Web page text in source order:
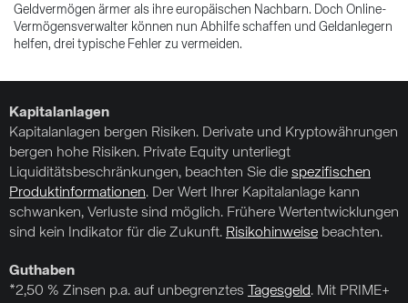
Geldvermögen ärmer als ihre europäischen Nachbarn. Doch Online-
Vermögensverwalter können nun Abhilfe schaffen und Geldanlegern
helfen, drei typische Fehler zu vermeiden.
Kapitalanlagen
Kapitalanlagen bergen Risiken. Derivate und Kryptowährungen
bergen hohe Risiken. Private Equity unterliegt
Liquiditätsbeschränkungen, beachten Sie die spezifischen
Produktinformationen. Der Wert Ihrer Kapitalanlage kann
schwanken, Verluste sind möglich. Frühere Wertentwicklungen
sind kein Indikator für die Zukunft. Risikohinweise beachten.
Guthaben
*2,50 % Zinsen p.a. auf unbegrenztes
Tagesgeld. Mit PRIME+